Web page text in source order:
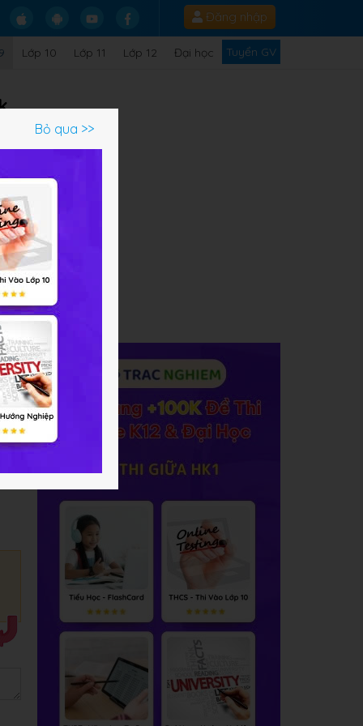
Đăng nhập
Lớp 10 Lớp 11 Lớp 12 Đại học Tuyển GV
Bỏ qua >>